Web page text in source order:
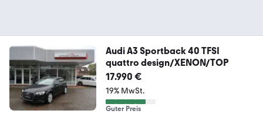
Audi A3 Sportback 40 TFSI
quattro design/XENON/TOP
17.990 €
19% MwSt.
Guter Preis